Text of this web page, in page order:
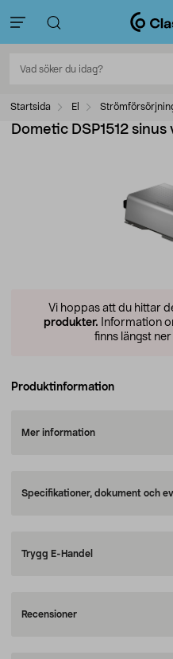
Startsida El
Dometic DSP1512
Vi hoppas att du hittar
produkter. Information
finns längst
Produktinformation
Mer information
Specifikationer, dokument och
Trygg E-Handel
Recensioner